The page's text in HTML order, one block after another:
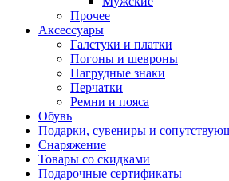
Прочее
Аксессуары
Галстуки и платки
Погоны и шевроны
Нагрудные знаки
Перчатки
Ремни и пояса
Обувь
Подарки, сувениры и
Снаряжение
Товары со скидками
Подарочные сертификаты